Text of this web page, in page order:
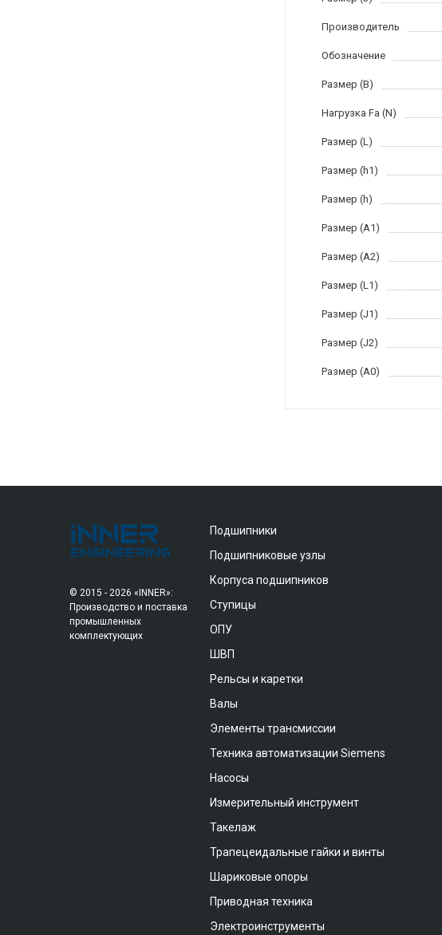
Производитель
Обозначение
Размер (B)
Нагрузка Fa (N)
Размер (L)
Размер (h1)
Размер (h)
Размер (A1)
Размер (A2)
Размер (L1)
Размер (J1)
Размер (J2)
Размер (A0)
© 2015 - 2026 «INNER»:
Производство и поставка
промышленных
комплектующих
Подшипники
Подшипниковые узлы
Корпуса подшипников
Ступицы
ОПУ
ШВП
Рельсы и каретки
Валы
Элементы трансмиссии
Техника автоматизации Siemens
Насосы
Измерительный инструмент
Такелаж
Трапецеидальные гайки и винты
Шариковые опоры
Приводная техника
Электроинструменты